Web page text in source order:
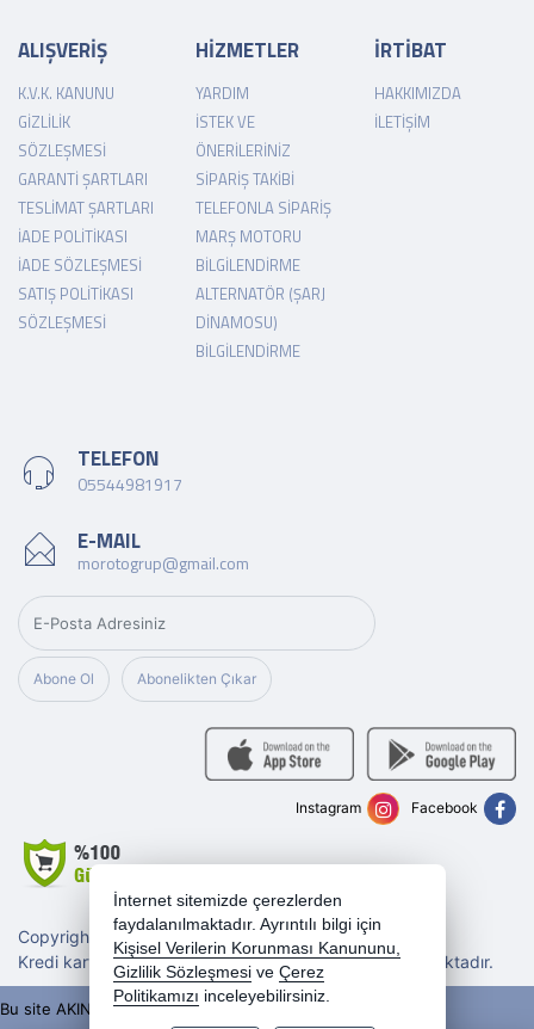
ALIŞVERİŞ
K.V.K. KANUNU
GIZLILIK
SÖZLEŞMESI
GARANTI ŞARTLARI
TESLIMAT ŞARTLARI
İADE POLITIKASI
İADE SÖZLEŞMESI
SATIŞ POLITIKASI
SÖZLEŞMESI
HİZMETLER
YARDIM
İSTEK VE
ÖNERILERINIZ
SIPARIŞ TAKIBI
TELEFONLA SIPARIŞ
MARŞ MOTORU
BILGILENDIRME
ALTERNATÖR (ŞARJ
DINAMOSU)
BILGILENDIRME
İRTİBAT
HAKKIMIZDA
İLETIŞIM
TELEFON
05544981917
E-MAIL
morotogrup@gmail.com
Abone Ol Abonelikten Çıkar
Copyright 2026 morotogrup.com - Tüm hakları saklıdır.
Kredi kartı bilgileriniz 256bit SSL sertifikası ile korunmaktadır.
Facebook
Instagram
Bu site AKINSOFT E-Ticaret ile hazırlanmıştır.
İnternet sitemizde çerezlerden
faydalanılmaktadır. Ayrıntılı bilgi için
Kişisel Verilerin Korunması Kanununu,
Gizlilik Sözleşmesi ve Çerez
Politikamızı inceleyebilirsiniz.